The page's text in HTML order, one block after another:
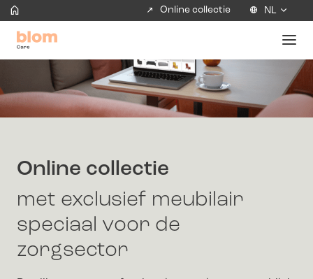
Online collectie NL
Online collectie
met exclusief meubilair
speciaal voor de
zorgsector